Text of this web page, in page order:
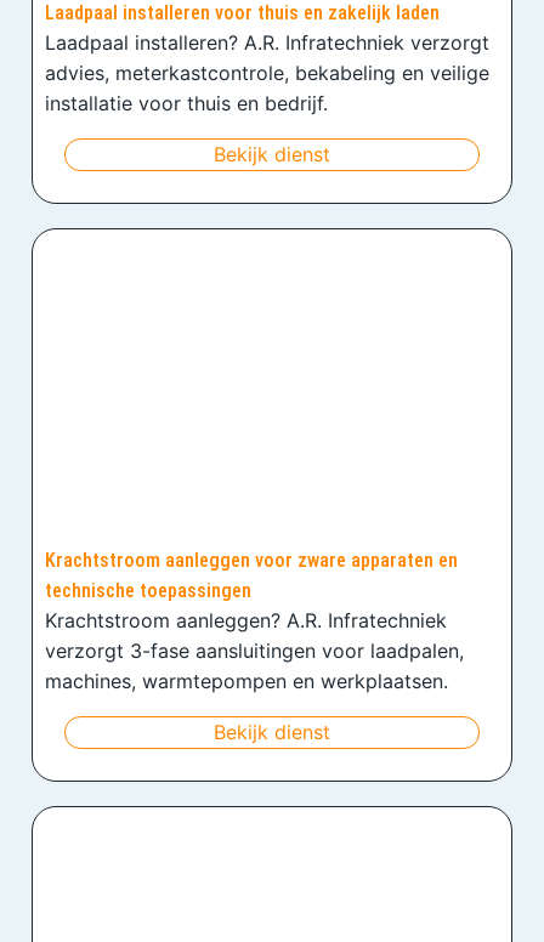
Laadpaal installeren voor thuis en zakelijk laden
Laadpaal installeren? A.R. Infratechniek verzorgt
advies, meterkastcontrole, bekabeling en veilige
installatie voor thuis en bedrijf.
Bekijk dienst
Krachtstroom aanleggen voor zware apparaten en
technische toepassingen
Krachtstroom aanleggen? A.R. Infratechniek
verzorgt 3-fase aansluitingen voor laadpalen,
machines, warmtepompen en werkplaatsen.
Bekijk dienst